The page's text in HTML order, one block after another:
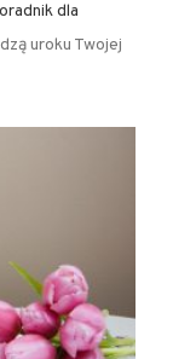
dla
uroku Twojej